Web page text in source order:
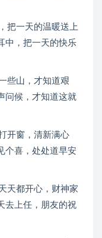
把一天的温暖送上
中，把一天的快乐
些山，才知道艰
问候，才知道这就
开窗，清新满心
个喜，处处道早安
天都开心，财神家
去上任，朋友的祝